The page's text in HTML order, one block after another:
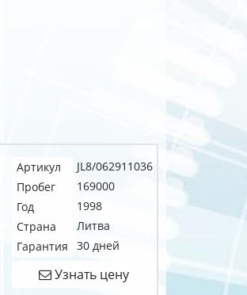
Артикул
JL8/062911036
Пробег
169000
Год
1998
Страна
Литва
Гарантия
30 дней
Узнать цену